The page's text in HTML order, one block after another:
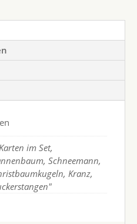
im Set,
Schneemann,
Kranz,